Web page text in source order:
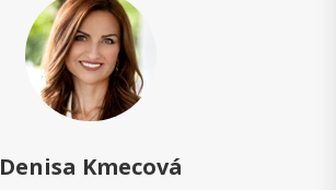
Denisa Kmecová